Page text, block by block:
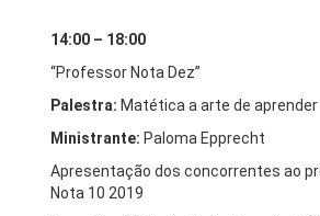
14:00 – 18:00
“Professor Nota Dez”
Palestra: Matética a arte de aprender
Ministrante: Paloma Epprecht
Apresentação dos concorrentes ao
Nota 10 2019